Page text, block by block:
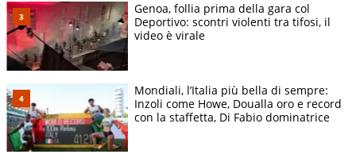
Genoa, follia prima della gara col
Deportivo: scontri violenti tra tifosi, il
video è virale
Mondiali, l’Italia più bella di sempre:
Inzoli come Howe, Doualla oro e record
con la staffetta, Di Fabio dominatrice